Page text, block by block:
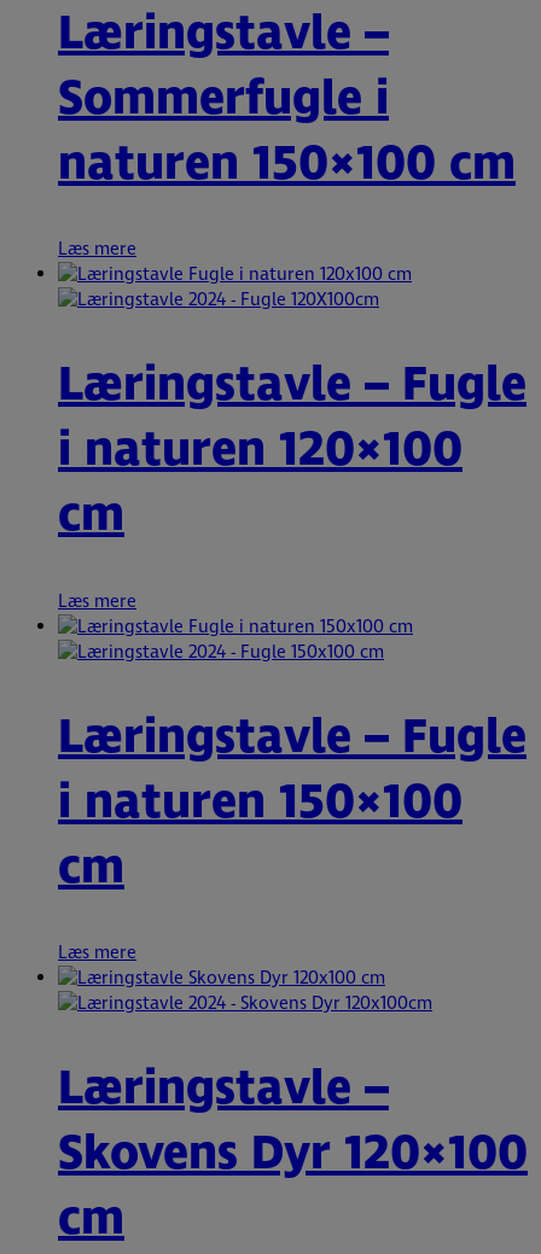
Læringstavle –
Sommerfugle i
naturen 150×100 cm
Læs mere
Læringstavle – Fugle
i naturen 120×100
cm
Læs mere
Læringstavle – Fugle
i naturen 150×100
cm
Læs mere
Læringstavle –
Skovens Dyr 120×100
cm